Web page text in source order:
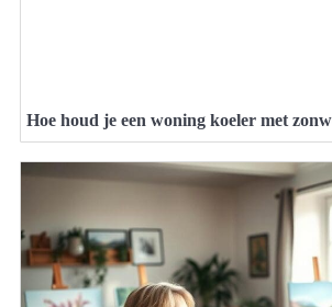
Hoe houd je een woning koeler met